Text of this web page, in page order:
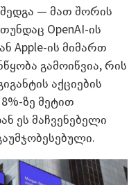
— მათ შორის
OpenAI-ის
Apple-ის მიმართ
გამოიწვია, რის
აქციების
ზე მეტით
ეს მაჩვენებელი